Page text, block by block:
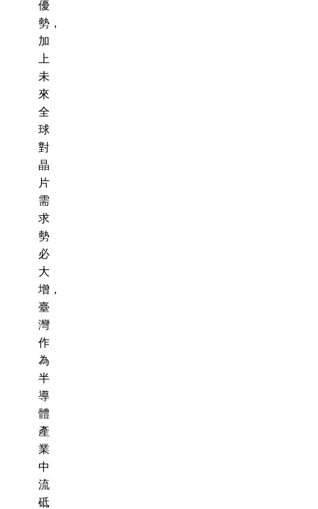
優
勢，
加
上
未
來
全
球
對
晶
片
需
求
勢
必
大
增，
臺
灣
作
為
半
導
體
產
業
中
流
砥